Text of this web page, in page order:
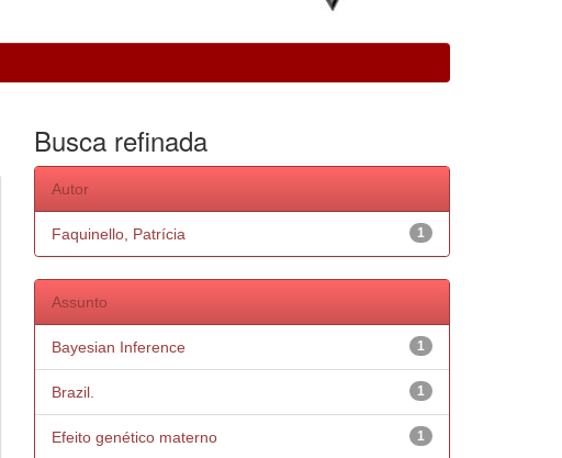
Busca refinada
Autor
1
Faquinello, Patrícia
Assunto
1
Bayesian Inference
1
Brazil.
1
Efeito genético materno